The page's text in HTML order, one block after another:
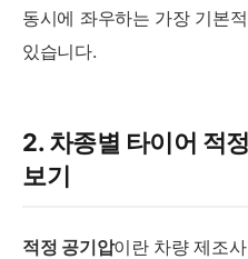
동시에 좌우하는 가장 기본
있습니다.
2. 차종별 타이어 적
보기
적정 공기압이란 차량 제조